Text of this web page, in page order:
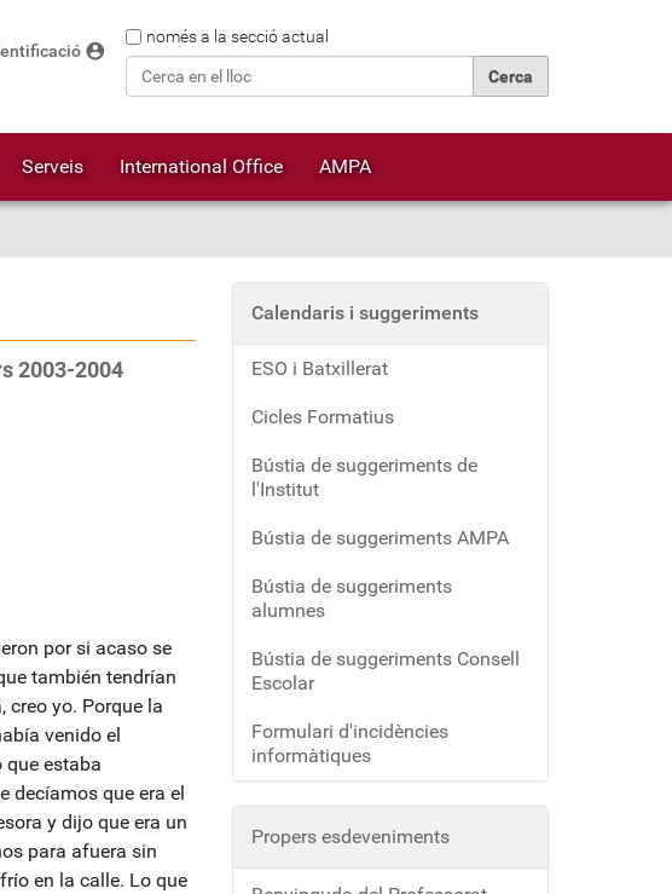
Cercanomés a la secció actual
account_circle
Serveis International Office AMPA
2003-2004
por si acaso se
también tendrían
creo yo. Porque la
venido el
que estaba
decíamos que era el
y dijo que era un
para afuera sin
en la calle. Lo que
Calendaris i suggeriments
ESO i Batxillerat
Cicles Formatius
Bústia de suggeriments de
l'Institut
Bústia de suggeriments AMPA
Bústia de suggeriments
alumnes
Bústia de suggeriments Consell
Escolar
Formulari d'incidències
informàtiques
Propers esdeveniments